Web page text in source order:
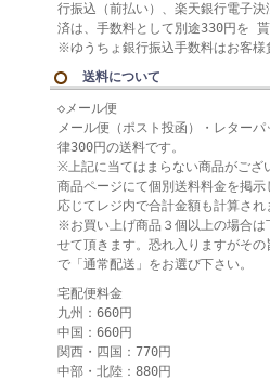
行振込（前払い）、楽天銀行電子
済は、手数料として別途330円を
※ゆうちょ銀行振込手数料はお客様
送料について
◇メール便
メール便（ポスト投函）・レター
律300円の送料です。
※上記に当てはまらない商品がござ
商品ページにて個別送料料金を掲
応じてレジ内で合計金額も計算され
※お買い上げ商品３個以上の場合は
せて頂きます。恐れ入りますがそ
で「通常配送」をお選び下さい。
宅配便料金
九州：660円
中国：660円
関西・四国：770円
中部・北陸：880円